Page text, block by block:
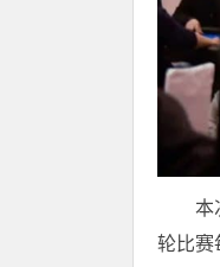
本
轮比赛